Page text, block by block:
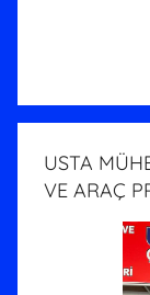
USTA
VE ARAÇ